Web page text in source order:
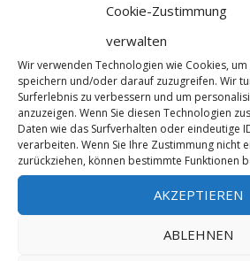
Cookie-Zustimmung
verwalten
Wir verwenden Technologien wie Cookies,
speichern und/oder darauf zuzugreifen. Wir
Surferlebnis zu verbessern und um
anzuzeigen. Wenn Sie diesen Technologien
Daten wie das Surfverhalten oder eindeutige
verarbeiten. Wenn Sie Ihre Zustimmung nicht
zurückziehen, können bestimmte Funktionen
AKZEPTIEREN
ABLEHNEN
courant“ 9a und
seine erste
„Teahupoo“ in diesem
Loïc Zehani mit
"Parle avec elle" 9a/a+
courant“ 9a und
es für Loïc die dritte